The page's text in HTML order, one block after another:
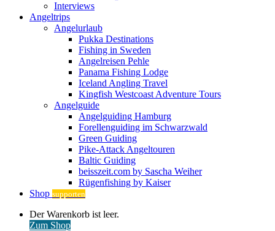
Interviews
Angeltrips
Angelurlaub
Pukka Destinations
Fishing in Sweden
Angelreisen Pehle
Panama Fishing Lodge
Iceland Angling Travel
Kingfish Westcoast Adventure Tours
Angelguide
Angelguiding Hamburg
Forellenguiding im Schwarzwald
Green Guiding
Pike-Attack Angeltouren
Baltic Guiding
beisszeit.com by Sascha Weiher
Rügenfishing by Kaiser
Shop supporten
Warenkorb
ansehen
Der Warenkorb ist leer.
Zum Shop